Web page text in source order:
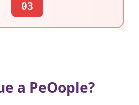
03
a PeOople?